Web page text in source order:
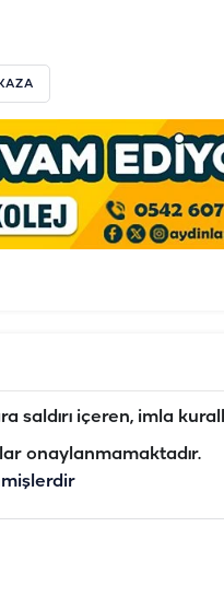
içeren, imla
onaylanmamaktadır.